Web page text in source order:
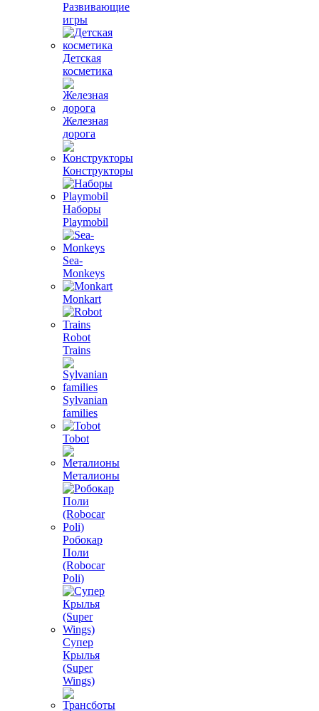
Развивающие
игры
Детская
косметика
Железная
дорога
Конструкторы
Наборы
Playmobil
Sea-
Monkeys
Monkart
Robot
Trains
Sylvanian
families
Tobot
Металионы
Робокар
Поли
(Robocar
Poli)
Супер
Крылья
(Super
Wings)